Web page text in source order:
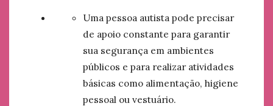
Uma pessoa autista pode precisar
de apoio constante para garantir
sua segurança em ambientes
públicos e para realizar atividades
básicas como alimentação, higiene
pessoal ou vestuário.